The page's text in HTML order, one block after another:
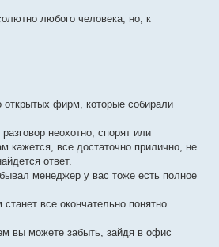
любого человека, но, к
открытых фирм, которые собирали
неохотно, спорят или
кажется, все достаточно прилично, не
ответ.
менеджер у вас тоже есть полное
все окончательно понятно.
вы можете забыть, зайдя в офис